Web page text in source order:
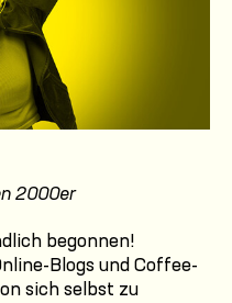
2000er
begonnen!
Blogs und Coffee-
sich selbst zu